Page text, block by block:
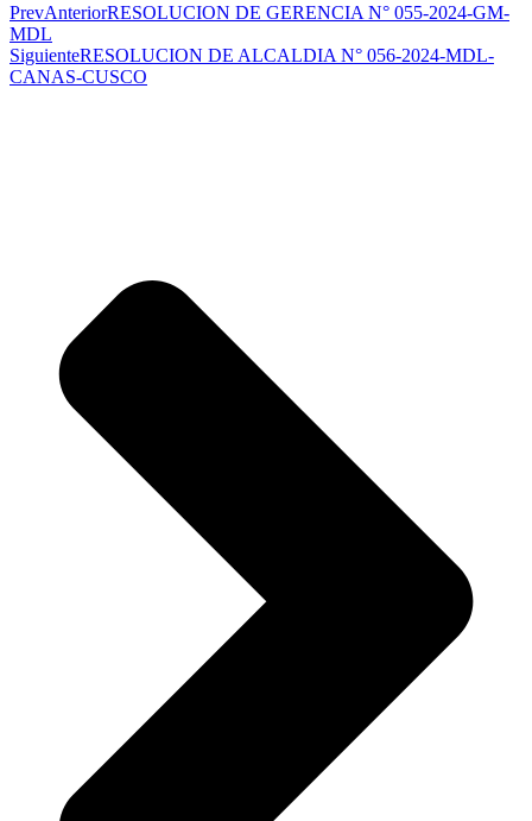
PrevAnteriorRESOLUCION DE GERENCIA N° 055-2024-GM-
MDL
SiguienteRESOLUCION DE ALCALDIA N° 056-2024-MDL-
CANAS-CUSCO